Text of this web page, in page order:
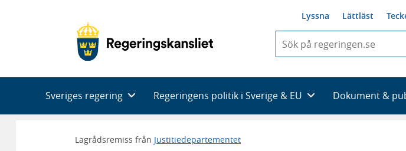
Lyssna Lättläst
du
skriva
framträder
en
Sveriges regering Regeringens politik i Sverige & EU Dokument &
Lagrådsremiss från Justitiedepartementet